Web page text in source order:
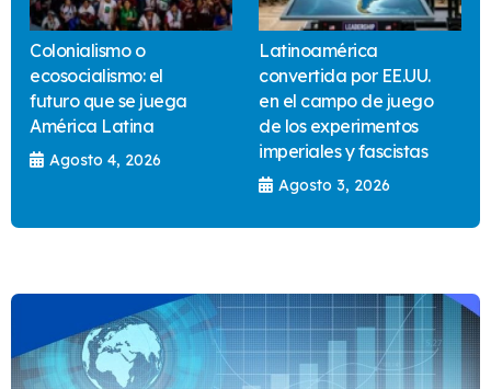
Colonialismo o
ecosocialismo: el
futuro que se juega
América Latina
Agosto 4, 2026
Latinoamérica
convertida por EE.UU.
en el campo de juego
de los experimentos
imperiales y fascistas
Agosto 3, 2026